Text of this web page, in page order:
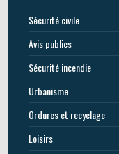
Sécurité civile
Avis publics
Sécurité incendie
Urbanisme
Ordures et recyclage
Loisirs